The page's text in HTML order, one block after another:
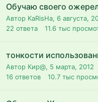
Обучаю своего
Автор KaRisHa, 6 августа,
22 ответа 11.6 тыс
тонкости
Автор Кир@, 5 марта, 2012
16 ответов 10.7 тыс